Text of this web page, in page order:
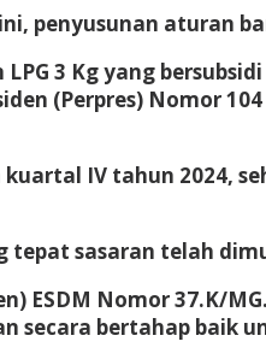
penyusunan aturan
3 Kg yang
(Perpres) Nomor
IV tahun 2024,
tepat sasaran telah
ESDM Nomor 37.K/
secara bertahap baik